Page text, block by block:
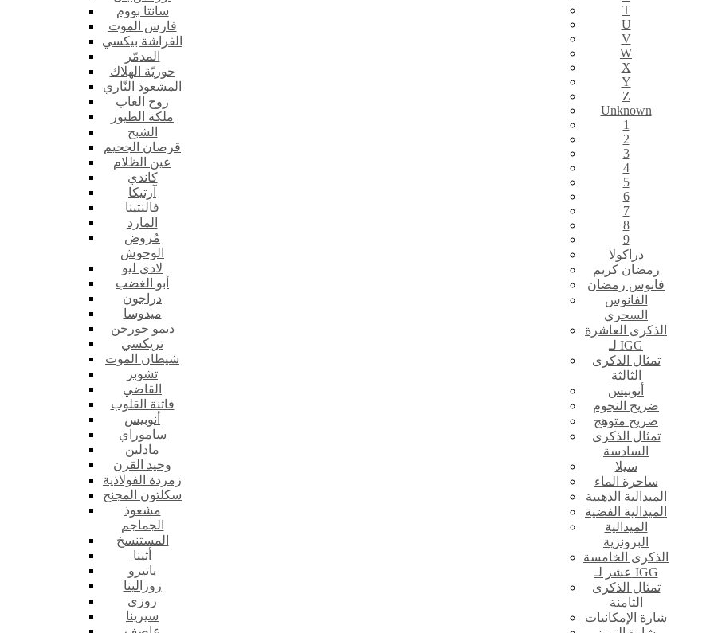
سانتا بووم
فارس الموت
الفراشة بيكسي
المدمّر
حوريّة الهلاك
المشعوذ النّاري
روح الغاب
ملكة الطيور
الشبح
قرصان الجحيم
عين الظلام
كاندي
آرتيكا
فالنتينا
المارد
مُروض
الوحوش
لادي ليو
أبو الغضب
دراجون
ميدوسا
ديمو جورجن
تريكسي
شيطان الموت
تشوبر
القاضي
فاتنة القلوب
أنوبيس
ساموراي
مادلين
وحيد القرن
زمردة الفولاذية
سكلتون المجنح
مشعوذ
الجماجم
المستنسخ
أثينا
ياتيرو
روزالينا
روزي
سيرينا
T
U
V
W
X
Y
Z
Unknown
1
2
3
4
5
6
7
8
9
دراكولا
رمضان كريم
فانوس رمضان
الفانوس
السحري
الذكرى العاشرة
لـ IGG
تمثال الذكرى
الثالثة
أنوبيس
ضريح النجوم
ضريح متوهج
تمثال الذكرى
السادسة
سيلا
ساحرة الماء
الميدالية الذهبية
الميدالية الفضية
الميدالية
البرونزية
الذكرى الخامسة
عشر لـ IGG
تمثال الذكرى
الثامنة
شارة الإمكانيات